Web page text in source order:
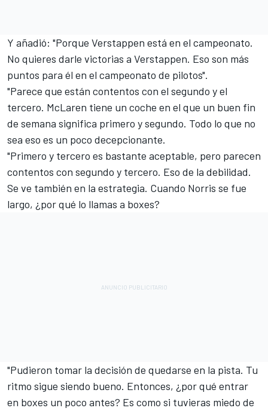
Y añadió: "Porque Verstappen está en el campeonato.
No quieres darle victorias a Verstappen. Eso son más
puntos para él en el campeonato de pilotos".
"Parece que están contentos con el segundo y el
tercero. McLaren tiene un coche en el que un buen fin
de semana significa primero y segundo. Todo lo que no
sea eso es un poco decepcionante.
"Primero y tercero es bastante aceptable, pero parecen
contentos con segundo y tercero. Eso de la debilidad.
Se ve también en la estrategia. Cuando Norris se fue
largo, ¿por qué lo llamas a boxes?
"Pudieron tomar la decisión de quedarse en la pista. Tu
ritmo sigue siendo bueno. Entonces, ¿por qué entrar
en boxes un poco antes? Es como si tuvieras miedo de